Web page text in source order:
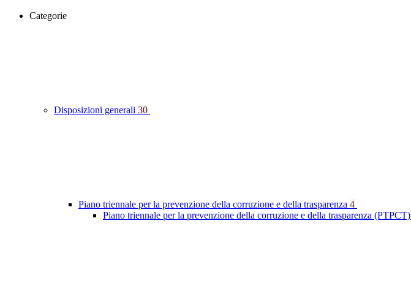
Categorie
Disposizioni generali 30
Piano triennale per la prevenzione della corruzione e della trasparenza 4
Piano triennale per la prevenzione della corruzione e della trasparenza (PTPCT)